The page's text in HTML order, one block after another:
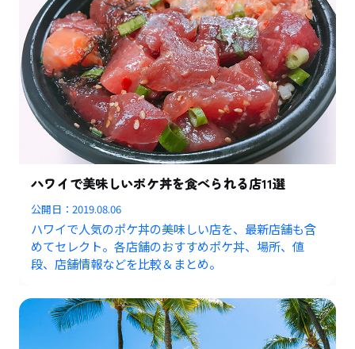
ハワイで美味しいポケ丼を食べられる店11選
公開日：2019.08.06
ハワイで人気のポケ丼の美味しい店を、最新店舗も含
めてセレクト。各店舗のおすすめポケ丼、場所、値
段、店舗情報などを比較＆まとめ。